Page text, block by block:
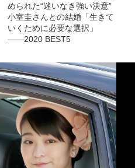
められた“迷いなき強い決意”
小室圭さんとの結婚「生きて
いくために必要な選択」
――2020 BEST5